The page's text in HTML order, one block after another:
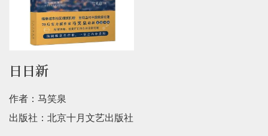
日日新
作者：马笑泉
出版社：北京十月文艺出版社